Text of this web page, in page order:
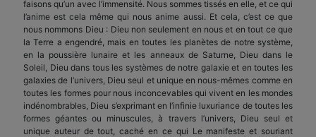
faisons qu’un avec l’immensité. Nous sommes tissés en elle, et ce qui
l’anime est cela même qui nous anime aussi. Et cela, c’est ce que
nous nommons Dieu : Dieu non seulement en nous et en tout ce que
la Terre a engendré, mais en toutes les planètes de notre système,
en la poussière lunaire et les anneaux de Saturne, Dieu dans le
Soleil, Dieu dans tous les systèmes de notre galaxie et en toutes les
galaxies de l’univers, Dieu seul et unique en nous-mêmes comme en
toutes les formes pour nous inconcevables qui vivent en les mondes
indénombrables, Dieu s’exprimant en l’infinie luxu­riance de toutes les
formes géantes ou minuscules, à travers l’univers, Dieu seul et
unique auteur de tout, caché en ce qui Le manifeste et souriant